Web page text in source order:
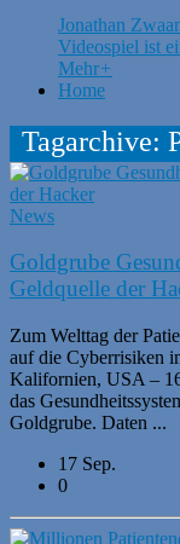
Jonathan
Videospiel ist
Mehr+
Home
Tagarchive:
News
Goldgrube
Geldquelle der
Zum Welttag der
auf die Cyberrisiken
Kalifornien, USA –
das
Goldgrube. Daten ...
17 Sep.
0